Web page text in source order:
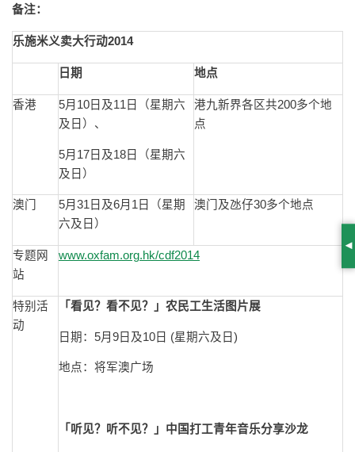
备注：
乐施米义卖大行动2014
日期 地点
香港
5月10日及11日（星期六
及日）、
5月17日及18日（星期六
及日）
港九新界各区共200多个地
点
澳门
5月31日及6月1日（星期
六及日）
澳门及氹仔30多个地点
专题网
站
www.oxfam.org.hk/cdf2014
特别活
动
「看见？看不见？」农民工生活图片展
日期：5月9日及10日 (星期六及日)
地点：将军澳广场
「听见？听不见？」中国打工青年音乐分享沙龙